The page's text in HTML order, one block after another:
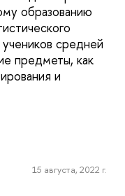
образованию
средней
предметы, как
и
15 августа, 2022 г.